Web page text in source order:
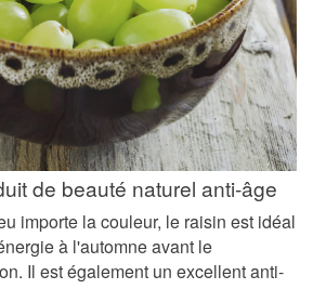
de beauté naturel anti-âge
importe la couleur, le raisin est idéal
à l'automne avant le
Il est également un excellent anti-